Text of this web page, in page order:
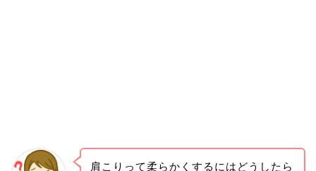
肩こりって柔らかくするにはどうしたら